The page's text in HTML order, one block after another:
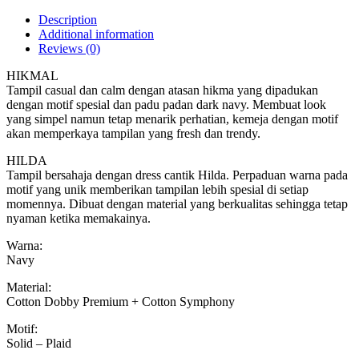
Description
Additional information
Reviews (0)
HIKMAL
Tampil casual dan calm dengan atasan hikma yang dipadukan
dengan motif spesial dan padu padan dark navy. Membuat look
yang simpel namun tetap menarik perhatian, kemeja dengan motif
akan memperkaya tampilan yang fresh dan trendy.
HILDA
Tampil bersahaja dengan dress cantik Hilda. Perpaduan warna pada
motif yang unik memberikan tampilan lebih spesial di setiap
momennya. Dibuat dengan material yang berkualitas sehingga tetap
nyaman ketika memakainya.
Warna:
Navy
Material:
Cotton Dobby Premium + Cotton Symphony
Motif:
Solid – Plaid